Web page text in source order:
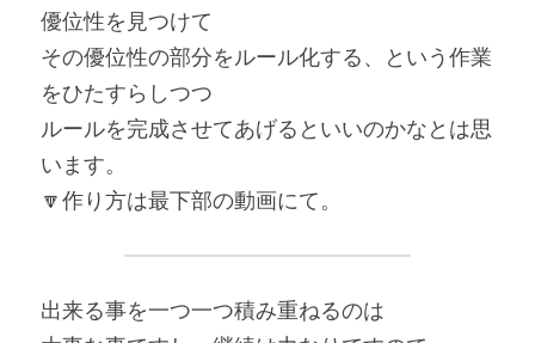
優位性を見つけて
その優位性の部分をルール化する、という作業
をひたすらしつつ
ルールを完成させてあげるといいのかなとは思
います。
🔽作り方は最下部の動画にて。
出来る事を一つ一つ積み重ねるのは